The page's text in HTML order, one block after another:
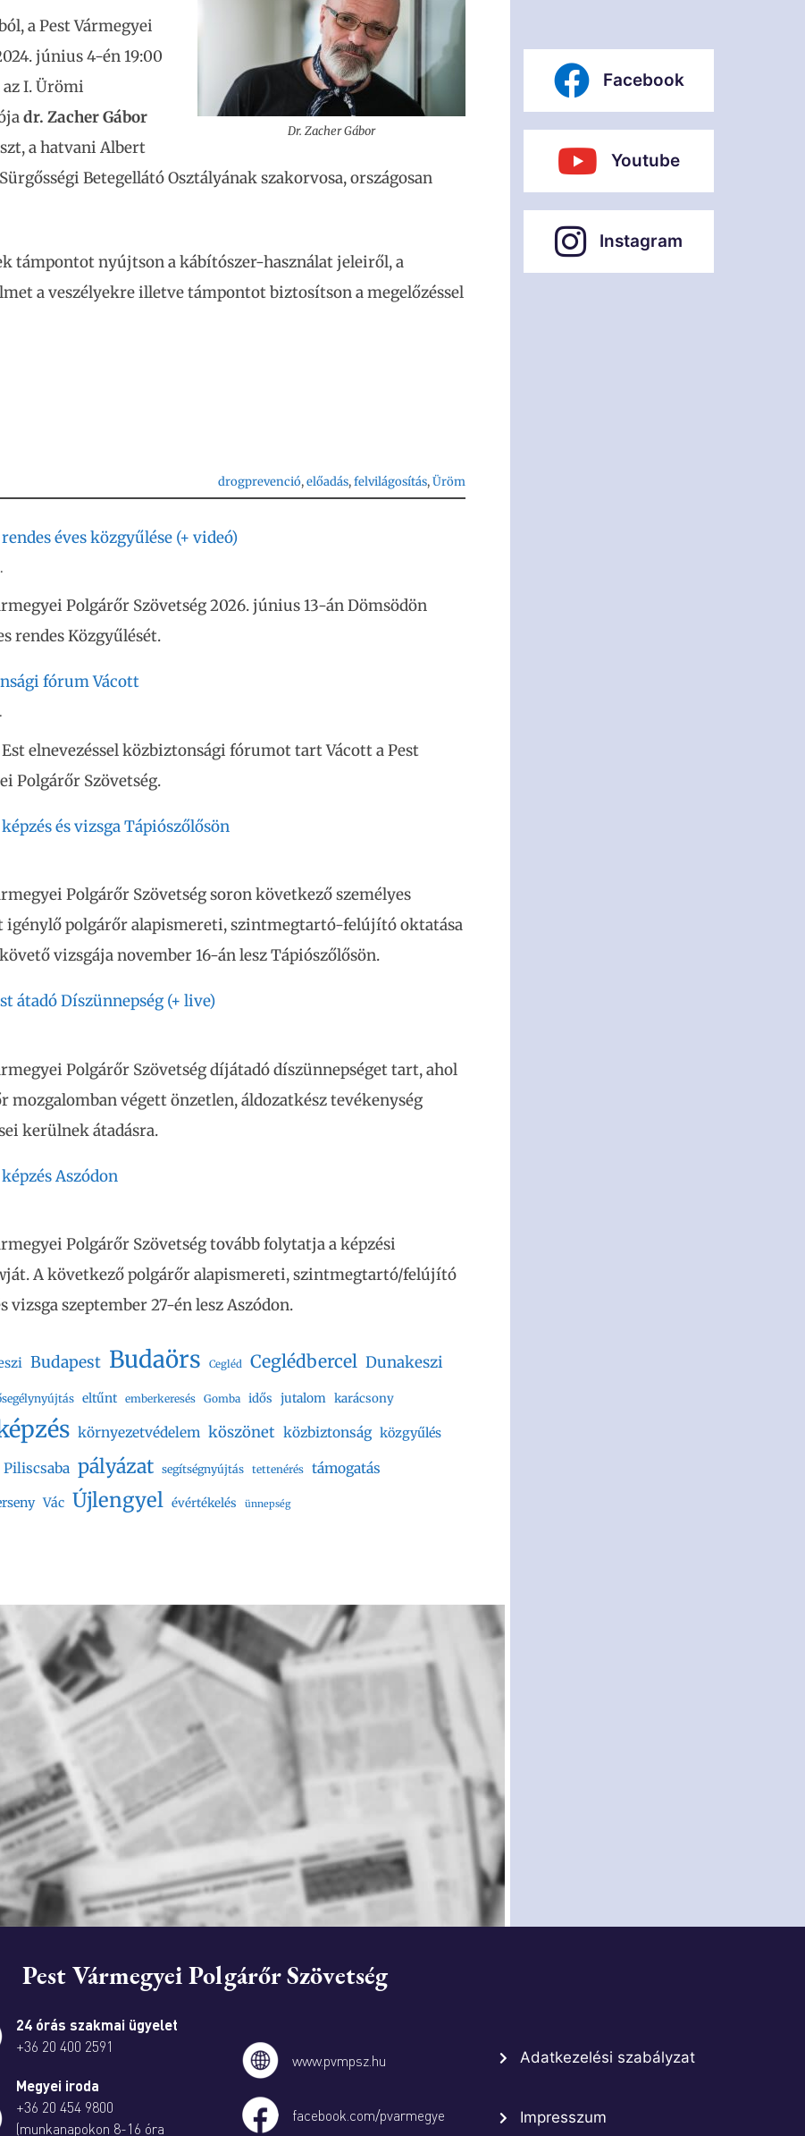
Dr. Zacher Gábor
a Pest Vármegyei
június 4-én 19:00
I. Ürömi
dr. Zacher Gábor
a hatvani Albert
Betegellátó Osztályának szakorvosa, országosan
támpontot nyújtson a kábítószer-használat jeleiről, a
a veszélyekre illetve támpontot biztosítson a megelőzéssel
drogprevenció, előadás, felvilágosítás, Üröm
éves közgyűlése (+ videó)
Polgárőr Szövetség 2026. június 13-án Dömsödön
rendes Közgyűlését.
fórum Vácott
elnevezéssel közbiztonsági fórumot tart Vácott a Pest
Polgárőr Szövetség.
és vizsga Tápiószőlősön
Polgárőr Szövetség soron következő személyes
igénylő polgárőr alapismereti, szintmegtartó-felújító oktatása
vizsgája november 16-án lesz Tápiószőlősön.
átadó Díszünnepség (+ live)
Polgárőr Szövetség díjátadó díszünnepséget tart, ahol
mozgalomban végett önzetlen, áldozatkész tevékenység
kerülnek átadásra.
Aszódon
Polgárőr Szövetség tovább folytatja a képzési
A következő polgárőr alapismereti, szintmegtartó/felújító
vizsga szeptember 27-én lesz Aszódon.
Budapest Budaörs Cegléd Ceglédbercel Dunakeszi
eltűnt emberkeresés Gomba idős jutalom karácsony
környezetvédelem köszönet közbiztonság közgyűlés
Piliscsaba pályázat segítségnyújtás tettenérés támogatás
Vác Újlengyel évértékelés ünnepség
Facebook
Youtube
Instagram
Pest Vármegyei Polgárőr Szövetség
24 órás szakmai ügyelet
+36 20 400 2591
Megyei iroda
+36 20 454 9800
(munkanapokon 8-16 óra
www.pvmpsz.hu
facebook.com/pvarmegye
Adatkezelési szabályzat
Impresszum